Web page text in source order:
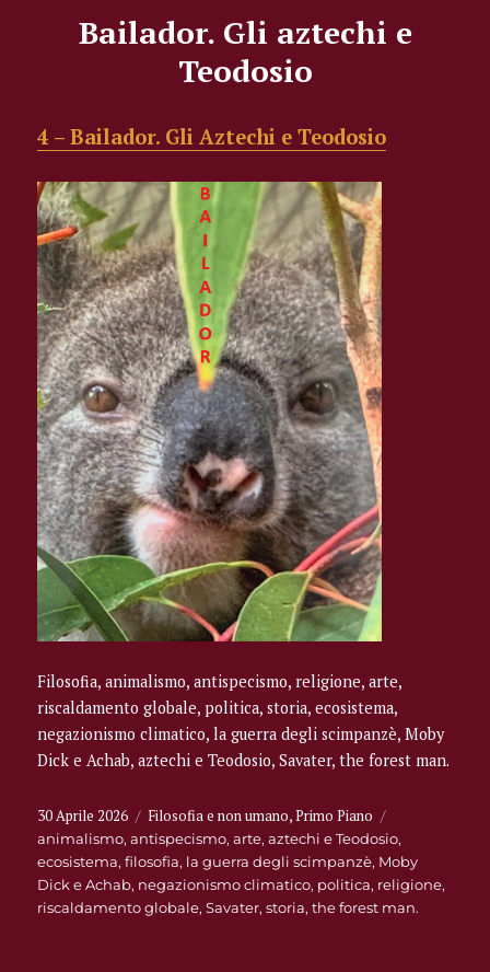
Bailador. Gli aztechi e
Teodosio
4 – Bailador. Gli Aztechi e Teodosio
Filosofia, animalismo, antispecismo, religione, arte,
riscaldamento globale, politica, storia, ecosistema,
negazionismo climatico, la guerra degli scimpanzè, Moby
Dick e Achab, aztechi e Teodosio, Savater, the forest man.
Pubblicato
il
30 Aprile 2026 Categorie
Filosofia e non umano,Primo Piano
animalismo,antispecismo,arte,aztechi e Teodosio,
ecosistema,filosofia, la guerra degli scimpanzè, Moby
Dick e Achab, negazionismo climatico, politica, religione,
riscaldamento globale,Savater,storia,the forest man.